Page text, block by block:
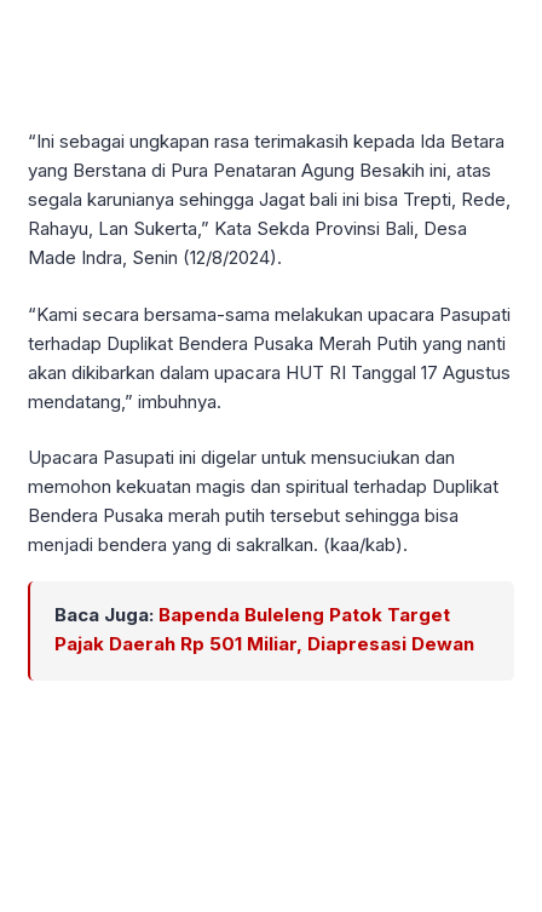
“Ini sebagai ungkapan rasa terimakasih kepada Ida Betara
yang Berstana di Pura Penataran Agung Besakih ini, atas
segala karunianya sehingga Jagat bali ini bisa Trepti, Rede,
Rahayu, Lan Sukerta,” Kata Sekda Provinsi Bali, Desa
Made Indra, Senin (12/8/2024).
“Kami secara bersama-sama melakukan upacara Pasupati
terhadap Duplikat Bendera Pusaka Merah Putih yang nanti
akan dikibarkan dalam upacara HUT RI Tanggal 17 Agustus
mendatang,” imbuhnya.
Upacara Pasupati ini digelar untuk mensuciukan dan
memohon kekuatan magis dan spiritual terhadap Duplikat
Bendera Pusaka merah putih tersebut sehingga bisa
menjadi bendera yang di sakralkan. (kaa/kab).
Baca Juga: Bapenda Buleleng Patok Target
Pajak Daerah Rp 501 Miliar, Diapresasi Dewan